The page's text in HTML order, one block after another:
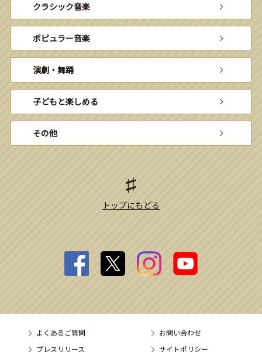
クラシック音楽
ポピュラー音楽
演劇・舞踊
子どもと楽しめる
その他
トップにもどる
よくあるご質問
お問い合わせ
プレスリリース
サイトポリシー